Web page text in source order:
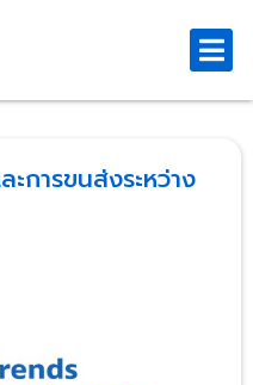
การขนส่งระหว่าง